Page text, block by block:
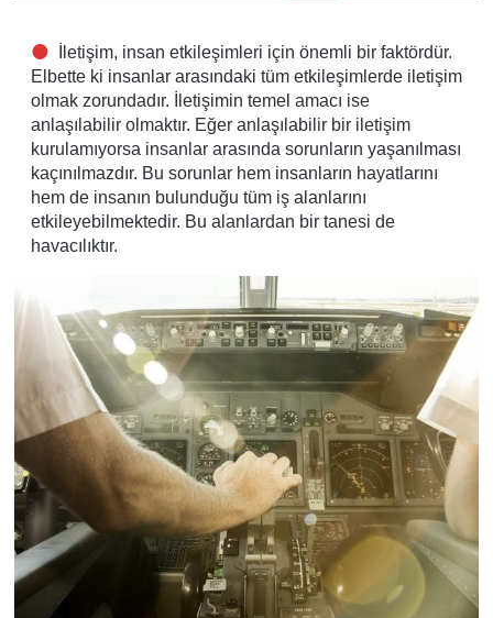
İletişim, insan etkileşimleri için önemli bir faktördür.
Elbette ki insanlar arasındaki tüm etkileşimlerde iletişim
olmak zorundadır. İletişimin temel amacı ise
anlaşılabilir olmaktır. Eğer anlaşılabilir bir iletişim
kurulamıyorsa insanlar arasında sorunların yaşanılması
kaçınılmazdır. Bu sorunlar hem insanların hayatlarını
hem de insanın bulunduğu tüm iş alanlarını
etkileyebilmektedir. Bu alanlardan bir tanesi de
havacılıktır.